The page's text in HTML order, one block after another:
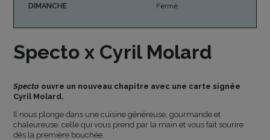
Specto x Cyril Molard
Specto ouvre un nouveau chapitre avec une carte signée
Cyril Molard.
Il nous plonge dans une cuisine généreuse, gourmande et
chaleureuse, celle qui vous prend par la main et vous fait sourire
dès la première bouchée.
DIMANCHE
Fermé